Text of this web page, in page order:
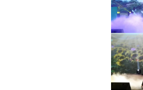
HOẠT
HOẠT